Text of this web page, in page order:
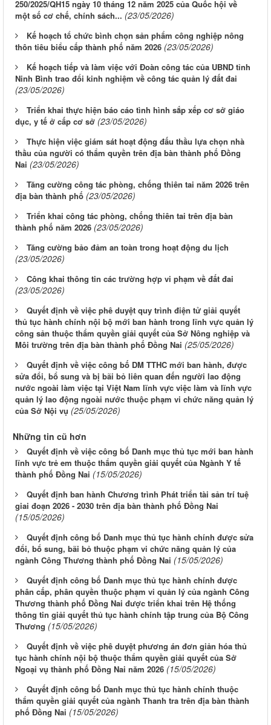
250/2025/QH15 ngày 10 tháng 12 năm 2025 của Quốc hội về
một số cơ chế, chính sách... (23/05/2026)
Kế hoạch tổ chức bình chọn sản phẩm công nghiệp nông
thôn tiêu biểu cấp thành phố năm 2026 (23/05/2026)
Kế hoạch tiếp và làm việc với Đoàn công tác của UBND tỉnh
Ninh Bình trao đổi kinh nghiệm về công tác quản lý đất đai
(23/05/2026)
Triển khai thực hiện báo cáo tình hình sắp xếp cơ sở giáo
dục, y tế ở cấp cơ sở (23/05/2026)
Thực hiện việc giám sát hoạt động đấu thầu lựa chọn nhà
thầu của người có thẩm quyền trên địa bàn thành phố Đồng
Nai (23/05/2026)
Tăng cường công tác phòng, chống thiên tai năm 2026 trên
địa bàn thành phố (23/05/2026)
Triển khai công tác phòng, chống thiên tai trên địa bàn
thành phố năm 2026 (23/05/2026)
Tăng cường bảo đảm an toàn trong hoạt động du lịch
(23/05/2026)
Công khai thông tin các trường hợp vi phạm về đất đai
(23/05/2026)
Quyết định về việc phê duyệt quy trình điện tử giải quyết
thủ tục hành chính nội bộ mới ban hành trong lĩnh vực quản lý
công sản thuộc thẩm quyền giải quyết của Sở Nông nghiệp và
Môi trường trên địa bàn thành phố Đồng Nai (25/05/2026)
Quyết định về việc công bố DM TTHC mới ban hành, được
sửa đổi, bổ sung và bị bãi bỏ liên quan đến người lao động
nước ngoài làm việc tại Việt Nam lĩnh vực việc làm và lĩnh vực
quản lý lao động ngoài nước thuộc phạm vi chức năng quản lý
của Sở Nội vụ (25/05/2026)
Những tin cũ hơn
Quyết định về việc công bố Danh mục thủ tục mới ban hành
lĩnh vực trẻ em thuộc thẩm quyền giải quyết của Ngành Y tế
thành phố Đồng Nai (15/05/2026)
Quyết định ban hành Chương trình Phát triển tài sản trí tuệ
giai đoạn 2026 - 2030 trên địa bàn thành phố Đồng Nai
(15/05/2026)
Quyết định công bố Danh mục thủ tục hành chính được sửa
đổi, bổ sung, bãi bỏ thuộc phạm vi chức năng quản lý của
ngành Công Thương thành phố Đồng Nai (15/05/2026)
Quyết định công bố Danh mục thủ tục hành chính được
phân cấp, phân quyền thuộc phạm vi quản lý của ngành Công
Thương thành phố Đồng Nai được triển khai trên Hệ thống
thông tin giải quyết thủ tục hành chính tập trung của Bộ Công
Thương (15/05/2026)
Quyết định về việc phê duyệt phương án đơn giản hóa thủ
tục hành chính nội bộ thuộc thẩm quyền giải quyết của Sở
Ngoại vụ thành phố Đồng Nai năm 2026 (15/05/2026)
Quyết định công bố Danh mục thủ tục hành chính thuộc
thẩm quyền giải quyết của ngành Thanh tra trên địa bàn thành
phố Đồng Nai (15/05/2026)